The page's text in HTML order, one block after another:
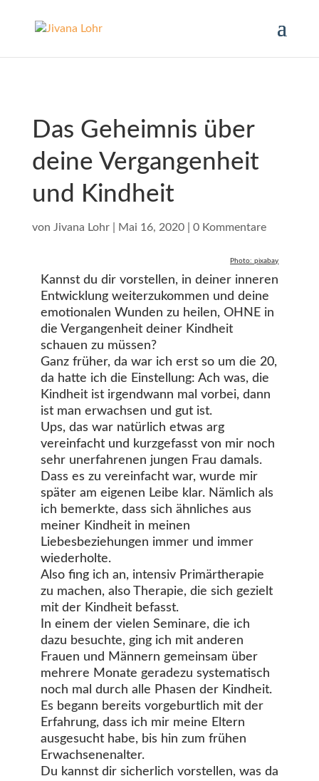
Das Geheimnis über
deine Vergangenheit
und Kindheit
von Jivana Lohr| Mai 16, 2020| 0 Kommentare
Photo: pixabay
Kannst du dir vorstellen, in deiner inneren
Entwicklung weiterzukommen und deine
emotionalen Wunden zu heilen, OHNE in
die Vergangenheit deiner Kindheit
schauen zu müssen?
Ganz früher, da war ich erst so um die 20,
da hatte ich die Einstellung: Ach was, die
Kindheit ist irgendwann mal vorbei, dann
ist man erwachsen und gut ist.
Ups, das war natürlich etwas arg
vereinfacht und kurzgefasst von mir noch
sehr unerfahrenen jungen Frau damals.
Dass es zu vereinfacht war, wurde mir
später am eigenen Leibe klar. Nämlich als
ich bemerkte, dass sich ähnliches aus
meiner Kindheit in meinen
Liebesbeziehungen immer und immer
wiederholte.
Also fing ich an, intensiv Primärtherapie
zu machen, also Therapie, die sich gezielt
mit der Kindheit befasst.
In einem der vielen Seminare, die ich
dazu besuchte, ging ich mit anderen
Frauen und Männern gemeinsam über
mehrere Monate geradezu systematisch
noch mal durch alle Phasen der Kindheit.
Es begann bereits vorgeburtlich mit der
Erfahrung, dass ich mir meine Eltern
ausgesucht habe, bis hin zum frühen
Erwachsenenalter.
Du kannst dir sicherlich vorstellen, was da